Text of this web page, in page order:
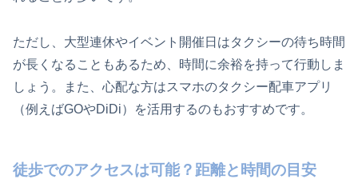
ただし、大型連休やイベント開催日はタクシーの待ち時間
が長くなることもあるため、時間に余裕を持って行動しま
しょう。また、心配な方はスマホのタクシー配車アプリ
（例えばGOやDiDi）を活用するのもおすすめです。
徒歩でのアクセスは可能？距離と時間の目安